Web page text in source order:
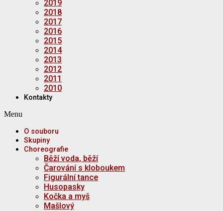
2019
2018
2017
2016
2015
2014
2013
2012
2011
2010
Kontakty
Menu
O souboru
Skupiny
Choreografie
Běží voda, běží
Čarování s kloboukem
Figurální tance
Husopasky
Kočka a myš
Mašlový